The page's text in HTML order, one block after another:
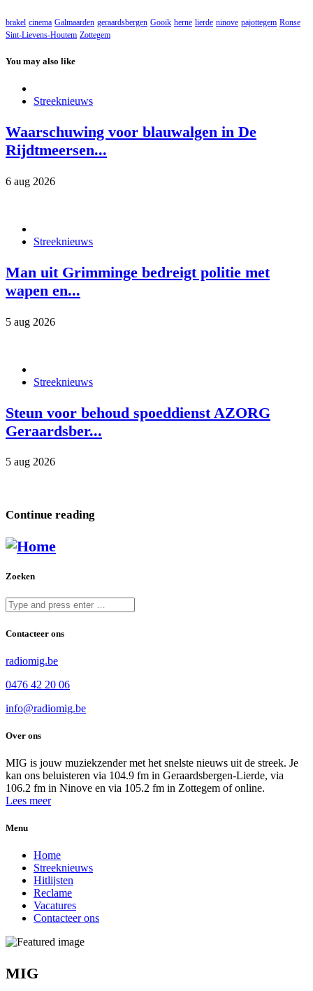
brakel cinema Galmaarden geraardsbergen Gooik herne lierde ninove pajottegem Ronse
Sint-Lievens-Houtem Zottegem
You may also like
Streeknieuws
Waarschuwing voor blauwalgen in De
Rijdtmeersen...
6 aug 2026
Streeknieuws
Man uit Grimminge bedreigt politie met
wapen en...
5 aug 2026
Streeknieuws
Steun voor behoud spoeddienst AZORG
Geraardsber...
5 aug 2026
Continue reading
Zoeken
Contacteer ons
radiomig.be
0476 42 20 06
info@radiomig.be
Over ons
MIG is jouw muziekzender met het snelste nieuws uit de streek. Je
kan ons beluisteren via 104.9 fm in Geraardsbergen-Lierde, via
106.2 fm in Ninove en via 105.2 fm in Zottegem of online.
Lees meer
Menu
Home
Streeknieuws
Hitlijsten
Reclame
Vacatures
Contacteer ons
MIG